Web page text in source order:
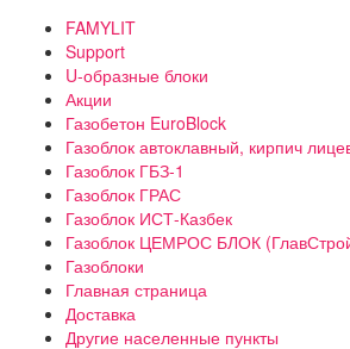
FAMYLIT
Support
U-образные блоки
Акции
Газобетон EuroBlock
Газоблок автоклавный, кирпич
Газоблок ГБЗ-1
Газоблок ГРАС
Газоблок ИСТ-Казбек
Газоблок ЦЕМРОС БЛОК
Газоблоки
Главная страница
Доставка
Другие населенные пункты